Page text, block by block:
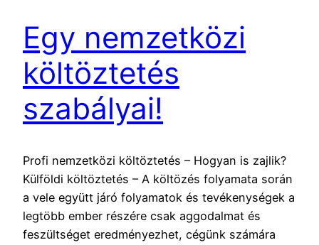
Egy nemzetközi
költöztetés
szabályai!
Profi nemzetközi költöztetés – Hogyan is zajlik?
Külföldi költöztetés – A költözés folyamata során
a vele együtt járó folyamatok és tevékenységek a
legtöbb ember részére csak aggodalmat és
feszültséget eredményezhet, cégünk számára